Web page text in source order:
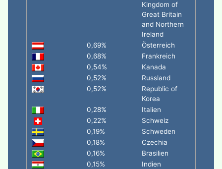
Kingdom of
Great Britain
and Northern
Ireland
0,69%
Österreich
0,68%
Frankreich
0,54%
Kanada
0,52%
Russland
0,52%
Republic of
Korea
0,28%
Italien
0,22%
Schweiz
0,19%
Schweden
0,18%
Czechia
0,16%
Brasilien
0,15%
Indien